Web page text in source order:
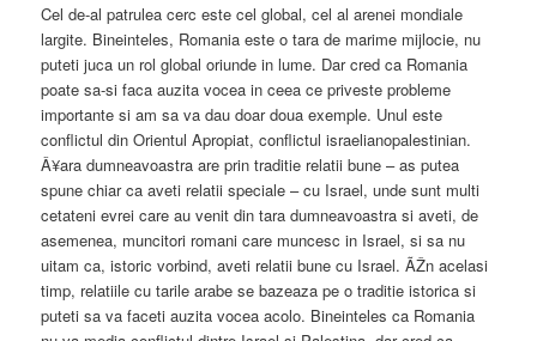
Cel de-al patrulea cerc este cel global, cel al arenei mondiale
largite. Bineinteles, Romania este o tara de marime mijlocie, nu
puteti juca un rol global oriunde in lume. Dar cred ca Romania
poate sa-si faca auzita vocea in ceea ce priveste probleme
importante si am sa va dau doar doua exemple. Unul este
conflictul din Orientul Apropiat, conflictul israelianopalestinian.
Â¥ara dumneavoastra are prin traditie relatii bune – as putea
spune chiar ca aveti relatii speciale – cu Israel, unde sunt multi
cetateni evrei care au venit din tara dumneavoastra si aveti, de
asemenea, muncitori romani care muncesc in Israel, si sa nu
uitam ca, istoric vorbind, aveti relatii bune cu Israel. ÃŽn acelasi
timp, relatiile cu tarile arabe se bazeaza pe o traditie istorica si
puteti sa va faceti auzita vocea acolo. Bineinteles ca Romania